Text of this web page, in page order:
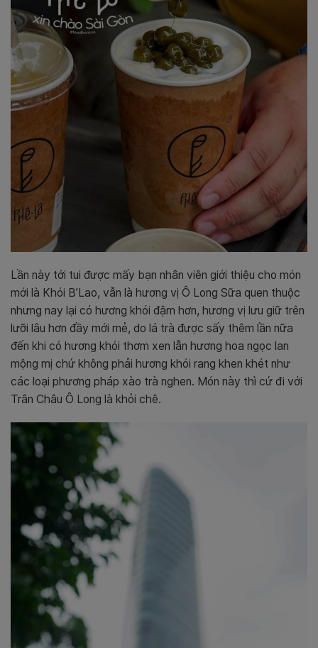
Lần này tới tui được mấy bạn nhân viên giới thiệu cho món
mới là Khói B’Lao, vẫn là hương vị Ô Long Sữa quen thuộc
nhưng nay lại có hương khói đậm hơn, hương vị lưu giữ trên
lưỡi lâu hơn đầy mới mẻ, do lá trà được sấy thêm lần nữa
đến khi có hương khói thơm xen lẫn hương hoa ngọc lan
mộng mị chứ không phải hương khói rang khen khét như
các loại phương pháp xào trà nghen. Món này thì cứ đi với
Trân Châu Ô Long là khỏi chê.